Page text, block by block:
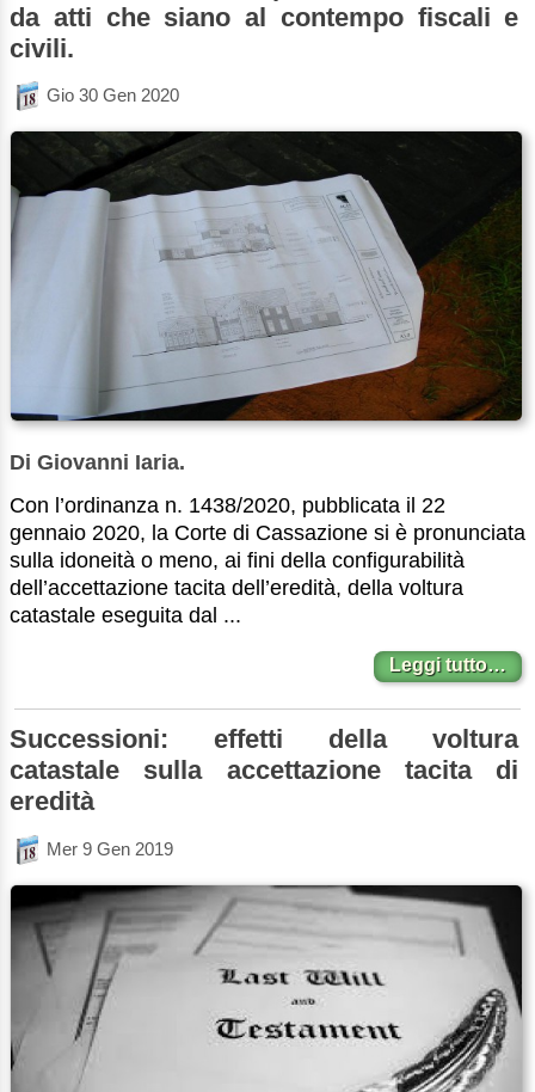
da atti che siano al contempo fiscali e
civili.
Gio 30 Gen 2020
Di Giovanni Iaria.
Con l’ordinanza n. 1438/2020, pubblicata il 22
gennaio 2020, la Corte di Cassazione si è pronunciata
sulla idoneità o meno, ai fini della configurabilità
dell’accettazione tacita dell’eredità, della voltura
catastale eseguita dal ...
Leggi tutto…
Successioni: effetti della voltura
catastale sulla accettazione tacita di
eredità
Mer 9 Gen 2019